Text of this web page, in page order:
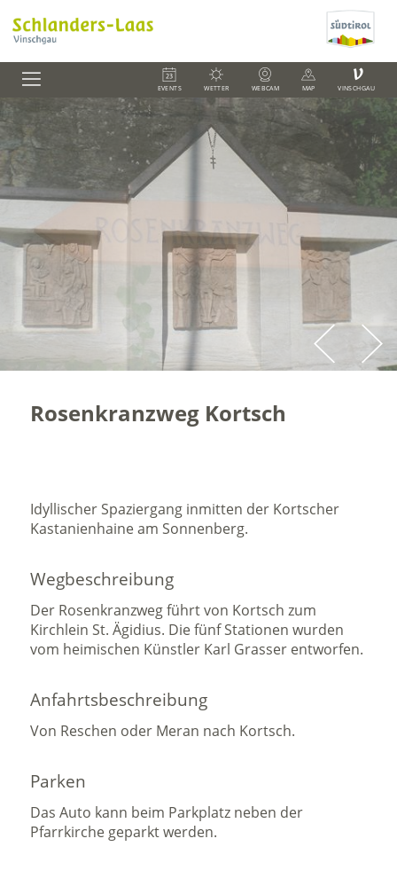
EVENTS WETTER WEBCAM MAP
V
VINSCHGAU
Rosenkranzweg Kortsch
Idyllischer Spaziergang inmitten der Kortscher
Kastanienhaine am Sonnenberg.
Wegbeschreibung
Der Rosenkranzweg führt von Kortsch zum
Kirchlein St. Ägidius. Die fünf Stationen wurden
vom heimischen Künstler Karl Grasser entworfen.
Anfahrtsbeschreibung
Von Reschen oder Meran nach Kortsch.
Parken
Das Auto kann beim Parkplatz neben der
Pfarrkirche geparkt werden.